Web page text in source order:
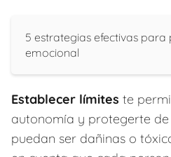
5 estrategias efectivas
emocional
Establecer límites te
autonomía y protegerte de
puedan ser dañinas o